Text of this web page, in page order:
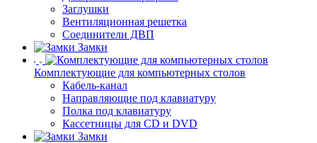
Заглушки
Вентиляционная решетка
Соединители ДВП
Замки
Комплектующие для компьютерных столов
Кабель-канал
Направляющие под клавиатуру
Полка под клавиатуру
Кассетницы для CD и DVD
Замки